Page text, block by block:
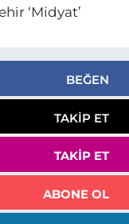
‘Midyat’
BEĞEN
TAKIP ET
TAKIP ET
ABONE OL